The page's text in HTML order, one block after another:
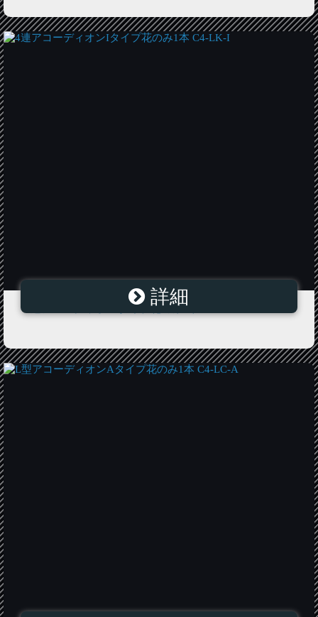
4連アコーディオンIタイプ花のみ1本 C4-LK-I
詳細